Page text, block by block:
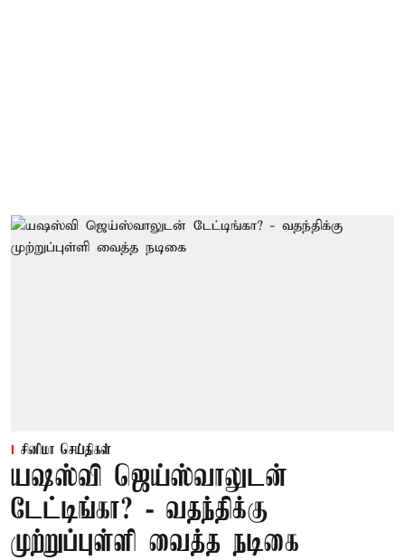
சினிமா செய்திகள்
யஷஸ்வி ஜெய்ஸ்வாலுடன்
டேட்டிங்கா? - வதந்திக்கு
முற்றுப்புள்ளி வைத்த நடிகை